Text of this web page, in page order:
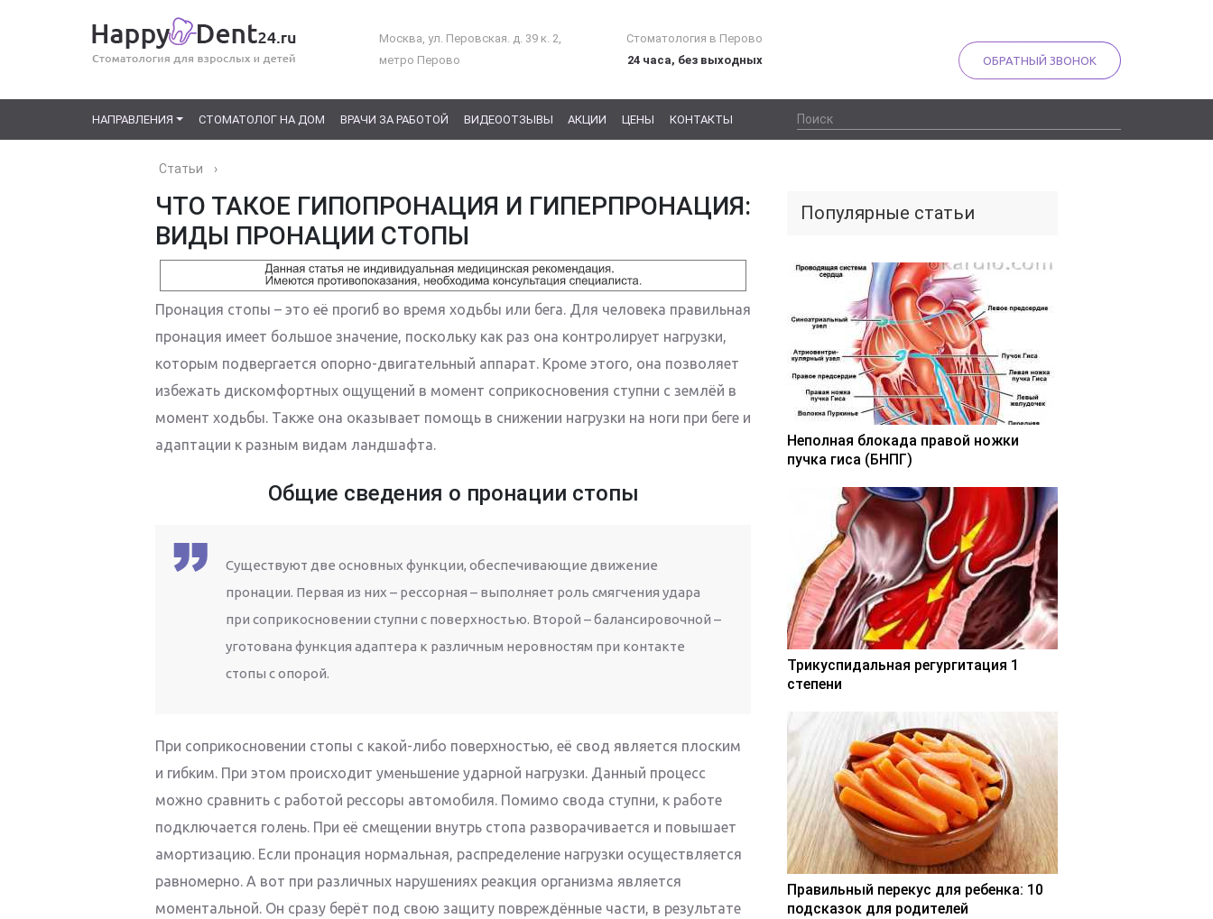
Москва, ул. Перовская. д. 39 к. 2,
метро Перово
Стоматология в Перово
24 часа, без выходных
ОБРАТНЫЙ ЗВОНОК
НАПРАВЛЕНИЯ СТОМАТОЛОГ НА ДОМ ВРАЧИ ЗА РАБОТОЙ ВИДЕООТЗЫВЫ АКЦИИ ЦЕНЫ КОНТАКТЫ
Статьи ›
ЧТО ТАКОЕ ГИПОПРОНАЦИЯ И ГИПЕРПРОНАЦИЯ:
ВИДЫ ПРОНАЦИИ СТОПЫ
Пронация стопы – это её прогиб во время ходьбы или бега. Для человека правильная
пронация имеет большое значение, поскольку как раз она контролирует нагрузки,
которым подвергается опорно-двигательный аппарат. Кроме этого, она позволяет
избежать дискомфортных ощущений в момент соприкосновения ступни с землёй в
момент ходьбы. Также она оказывает помощь в снижении нагрузки на ноги при беге и
адаптации к разным видам ландшафта.
Общие сведения о пронации стопы
Существуют две основных функции, обеспечивающие движение
пронации. Первая из них – рессорная – выполняет роль смягчения удара
при соприкосновении ступни с поверхностью. Второй – балансировочной –
уготована функция адаптера к различным неровностям при контакте
стопы с опорой.
При соприкосновении стопы с какой-либо поверхностью, её свод является плоским
и гибким. При этом происходит уменьшение ударной нагрузки. Данный процесс
можно сравнить с работой рессоры автомобиля. Помимо свода ступни, к работе
подключается голень. При её смещении внутрь стопа разворачивается и повышает
амортизацию. Если пронация нормальная, распределение нагрузки осуществляется
равномерно. А вот при различных нарушениях реакция организма является
моментальной. Он сразу берёт под свою защиту повреждённые части, в результате
Популярные статьи
Неполная блокада правой ножки
пучка гиса (БНПГ)
Трикуспидальная регургитация 1
степени
Правильный перекус для ребенка: 10
подсказок для родителей